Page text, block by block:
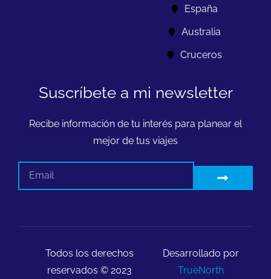
España
Australia
Cruceros
Suscríbete a mi newsletter
Recibe información de tu interés para planear el
mejor de tus viajes
Todos los derechos
reservados © 2023
Desarrollado por
TrueNorth